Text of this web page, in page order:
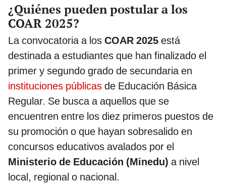
¿Quiénes pueden postular a los
COAR 2025?
La convocatoria a los COAR 2025 está
destinada a estudiantes que han finalizado el
primer y segundo grado de secundaria en
instituciones públicas de Educación Básica
Regular. Se busca a aquellos que se
encuentren entre los diez primeros puestos de
su promoción o que hayan sobresalido en
concursos educativos avalados por el
Ministerio de Educación (Minedu) a nivel
local, regional o nacional.